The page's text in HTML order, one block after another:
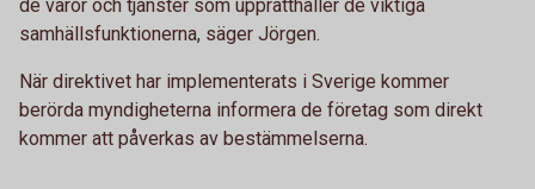
de varor och tjänster som upprätthåller de viktiga
samhällsfunktionerna, säger Jörgen.
När direktivet har implementerats i Sverige kommer
berörda myndigheterna informera de företag som direkt
kommer att påverkas av bestämmelserna.